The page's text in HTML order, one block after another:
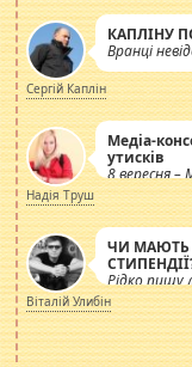
КАПЛІНУ
Вранці
Сергій Каплін
Медіа-
утисків
8 вересня –
Надія Труш
ЧИ МАЮТЬ
Рідко пишу
просто
навколо
Віталій Улибін